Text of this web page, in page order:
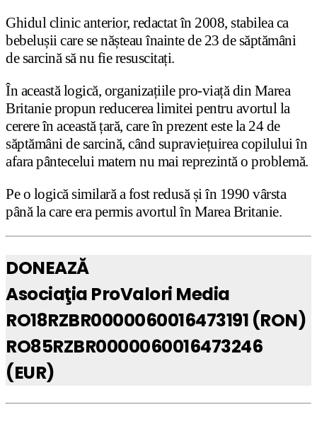
Ghidul clinic anterior, redactat în 2008, stabilea ca
bebelușii care se nășteau înainte de 23 de săptămâni
de sarcină să nu fie resuscitați.
În această logică, organizațiile pro-viață din Marea
Britanie propun reducerea limitei pentru avortul la
cerere în această țară, care în prezent este la 24 de
săptămâni de sarcină, când supraviețuirea copilului în
afara pântecelui matern nu mai reprezintă o problemă.
Pe o logică similară a fost redusă și în 1990 vârsta
până la care era permis avortul în Marea Britanie.
DONEAZĂ
Asociaţia ProValori Media
RO18RZBR0000060016473191 (RON)
RO85RZBR0000060016473246
(EUR)